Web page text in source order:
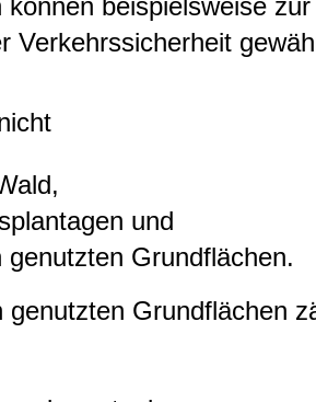
beispielsweise zur
Verkehrssicherheit
und
genutzten Grundflächen.
genutzten Grundflächen